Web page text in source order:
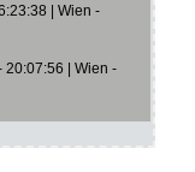
| Wien -
20:07:56 | Wien -